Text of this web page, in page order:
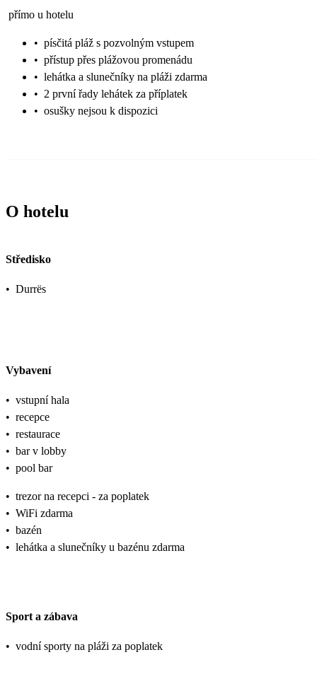
přímo u hotelu
• písčitá pláž s pozvolným vstupem
• přístup přes plážovou promenádu
• lehátka a slunečníky na pláži zdarma
• 2 první řady lehátek za příplatek
• osušky nejsou k dispozici
O hotelu
Středisko
• Durrës
Vybavení
• vstupní hala
• recepce
• restaurace
• bar v lobby
• pool bar
• trezor na recepci - za poplatek
• WiFi zdarma
• bazén
• lehátka a slunečníky u bazénu zdarma
Sport a zábava
• vodní sporty na pláži za poplatek